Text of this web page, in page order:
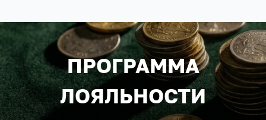
ПРОГРАММА
ЛОЯЛЬНОСТИ